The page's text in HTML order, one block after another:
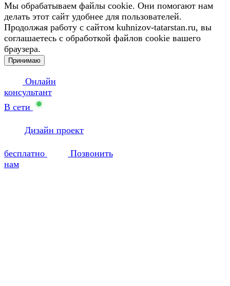
Мы обрабатываем файлы cookie. Они помогают нам
делать этот сайт удобнее для пользователей.
Продолжая работу с сайтом kuhnizov-tatarstan.ru, вы
соглашаетесь с обработкой файлов cookie вашего
браузера.
Принимаю
Онлайн
консультант
В сети
Дизайн проект
бесплатно
Позвонить
нам